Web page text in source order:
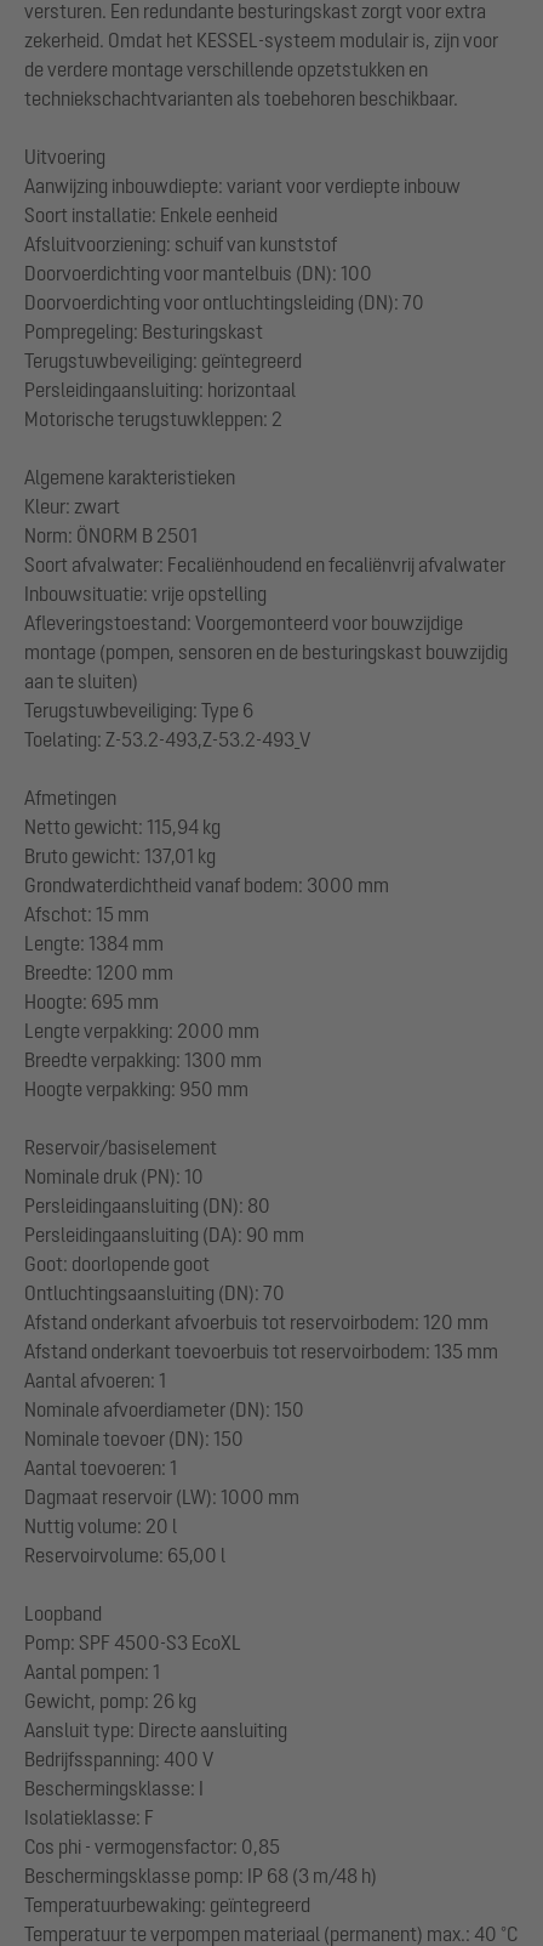
versturen. Een redundante besturingskast zorgt voor extra
zekerheid. Omdat het KESSEL-systeem modulair is, zijn voor
de verdere montage verschillende opzetstukken en
techniekschachtvarianten als toebehoren beschikbaar.
Uitvoering
Aanwijzing inbouwdiepte: variant voor verdiepte inbouw
Soort installatie: Enkele eenheid
Afsluitvoorziening: schuif van kunststof
Doorvoerdichting voor mantelbuis (DN): 100
Doorvoerdichting voor ontluchtingsleiding (DN): 70
Pompregeling: Besturingskast
Terugstuwbeveiliging: geïntegreerd
Persleidingaansluiting: horizontaal
Motorische terugstuwkleppen: 2
Algemene karakteristieken
Kleur: zwart
Norm: ÖNORM B 2501
Soort afvalwater: Fecaliënhoudend en fecaliënvrij afvalwater
Inbouwsituatie: vrije opstelling
Afleveringstoestand: Voorgemonteerd voor bouwzijdige
montage (pompen, sensoren en de besturingskast bouwzijdig
aan te sluiten)
Terugstuwbeveiliging: Type 6
Toelating: Z-53.2-493,Z-53.2-493_V
Afmetingen
Netto gewicht: 115,94 kg
Bruto gewicht: 137,01 kg
Grondwaterdichtheid vanaf bodem: 3000 mm
Afschot: 15 mm
Lengte: 1384 mm
Breedte: 1200 mm
Hoogte: 695 mm
Lengte verpakking: 2000 mm
Breedte verpakking: 1300 mm
Hoogte verpakking: 950 mm
Reservoir/basiselement
Nominale druk (PN): 10
Persleidingaansluiting (DN): 80
Persleidingaansluiting (DA): 90 mm
Goot: doorlopende goot
Ontluchtingsaansluiting (DN): 70
Afstand onderkant afvoerbuis tot reservoirbodem: 120 mm
Afstand onderkant toevoerbuis tot reservoirbodem: 135 mm
Aantal afvoeren: 1
Nominale afvoerdiameter (DN): 150
Nominale toevoer (DN): 150
Aantal toevoeren: 1
Dagmaat reservoir (LW): 1000 mm
Nuttig volume: 20 l
Reservoirvolume: 65,00 l
Loopband
Pomp: SPF 4500-S3 EcoXL
Aantal pompen: 1
Gewicht, pomp: 26 kg
Aansluit type: Directe aansluiting
Bedrijfsspanning: 400 V
Beschermingsklasse: I
Isolatieklasse: F
Cos phi - vermogensfactor: 0,85
Beschermingsklasse pomp: IP 68 (3 m/48 h)
Temperatuurbewaking: geïntegreerd
Temperatuur te verpompen materiaal (permanent) max.: 40 °C